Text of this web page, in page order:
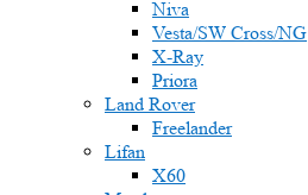
Niva
Vesta/SW Cross/NG
X-Ray
Priora
Land Rover
Freelander
Lifan
X60